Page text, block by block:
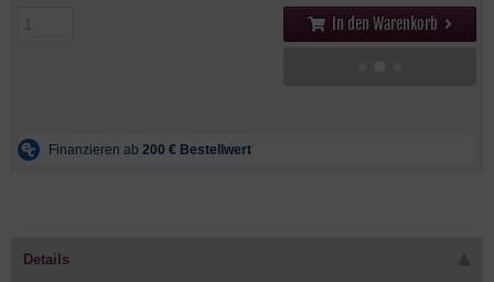
In den Warenkorb
Details